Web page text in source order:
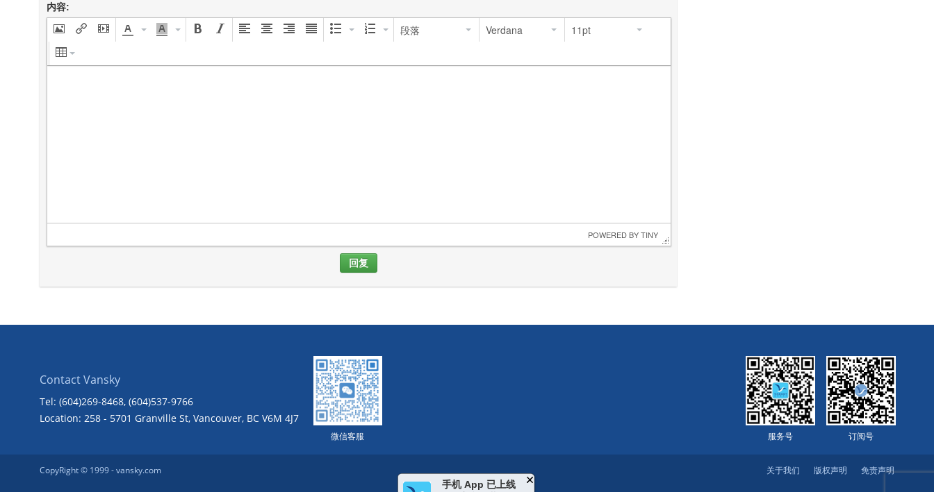
手机 App 已上线
内容:
段落 Verdana 11pt
POWERED BY TINY
回复
Contact Vansky
Tel: (604)269-8468, (604)537-9766
Location: 258 - 5701 Granville St, Vancouver, BC V6M 4J7
微信客服 订阅号
服务号
CopyRight © 1999 -vansky.com 免责声明
版权声明
关于我们